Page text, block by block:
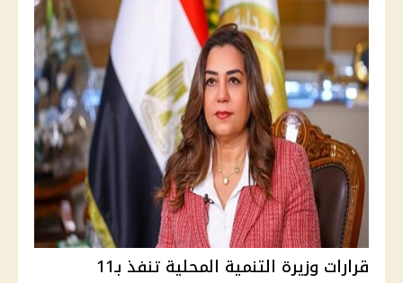
قرارات وزيرة التنمية المحلية تنفذ بـ11